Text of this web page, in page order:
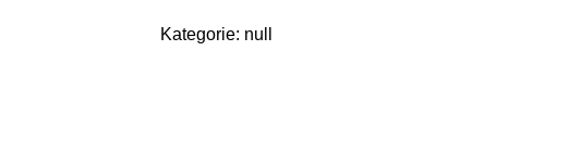
Kategorie: null